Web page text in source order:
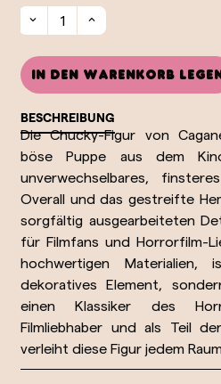
In den Warenkorb legen
BESCHREIBUNG
Die Chucky-Figur von
böse Puppe aus dem
unverwechselbares,
Overall und das gestreifte
sorgfältig ausgearbeiteten
für Filmfans und Horrorfilm-
hochwertigen
dekoratives Element,
einen Klassiker des
Filmliebhaber und als Teil
verleiht diese Figur jedem